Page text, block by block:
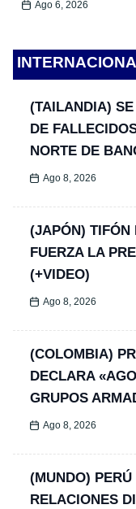
Ago 6, 2026
(TAILANDIA)
DE
NORTE DE
Ago 8, 2026
(JAPÓN) TIFÓN
FUERZA LA
(+VIDEO)
Ago 8, 2026
(COLOMBIA)
DECLARA
GRUPOS
Ago 8, 2026
(MUNDO) PERÚ
RELACIONES